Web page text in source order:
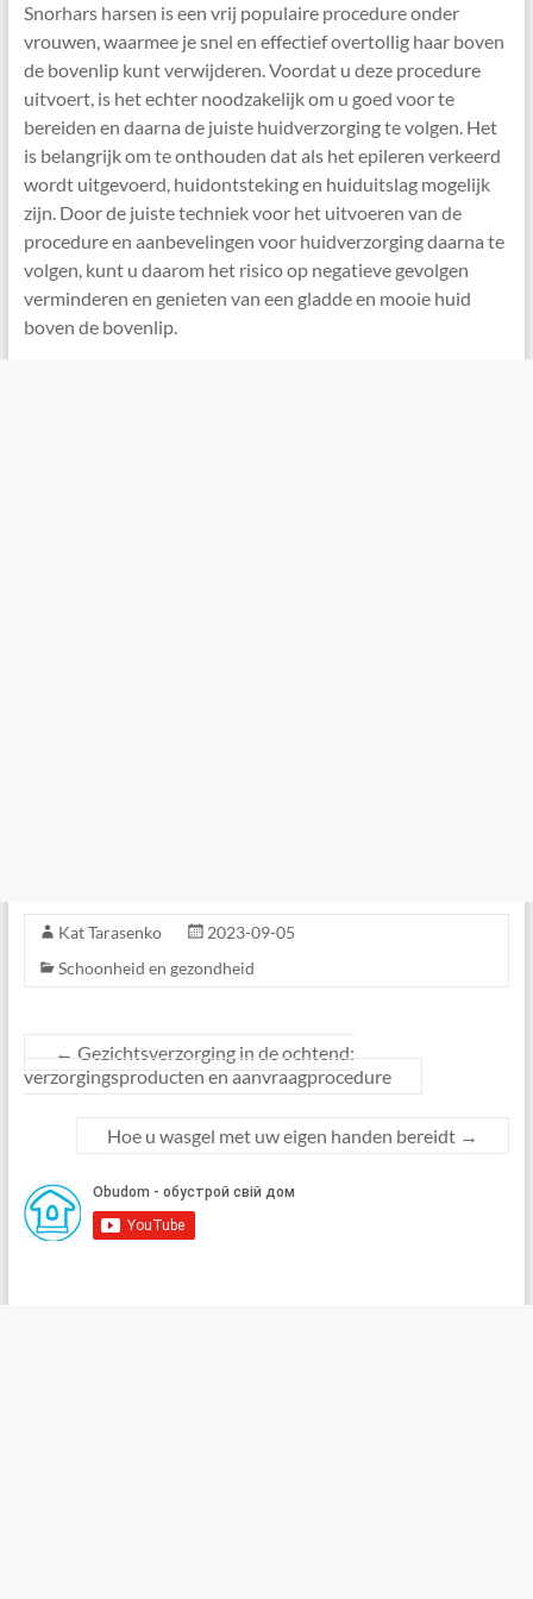
Snorhars harsen is een vrij populaire procedure onder
vrouwen, waarmee je snel en effectief overtollig haar boven
de bovenlip kunt verwijderen. Voordat u deze procedure
uitvoert, is het echter noodzakelijk om u goed voor te
bereiden en daarna de juiste huidverzorging te volgen. Het
is belangrijk om te onthouden dat als het epileren verkeerd
wordt uitgevoerd, huidontsteking en huiduitslag mogelijk
zijn. Door de juiste techniek voor het uitvoeren van de
procedure en aanbevelingen voor huidverzorging daarna te
volgen, kunt u daarom het risico op negatieve gevolgen
verminderen en genieten van een gladde en mooie huid
boven de bovenlip.
Kat Tarasenko
2023-09-05
Schoonheid en gezondheid
← Gezichtsverzorging in de ochtend:
verzorgingsproducten en aanvraagprocedure
Hoe u wasgel met uw eigen handen bereidt →